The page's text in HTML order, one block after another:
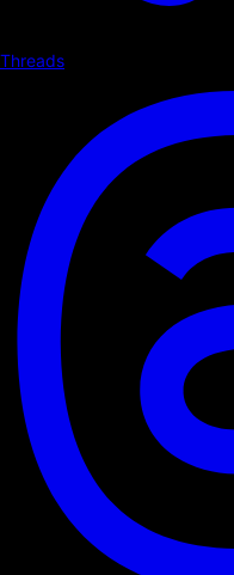
Threads